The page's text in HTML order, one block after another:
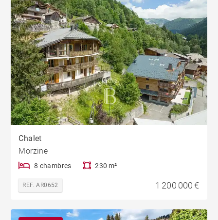
Chalet
Morzine
8 chambres 230 m²
REF. AR0652 1 200 000 €